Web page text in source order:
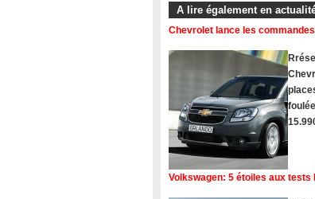
A lire également en
Chevrolet lance les
Volkswagen: 5 étoiles aux tests